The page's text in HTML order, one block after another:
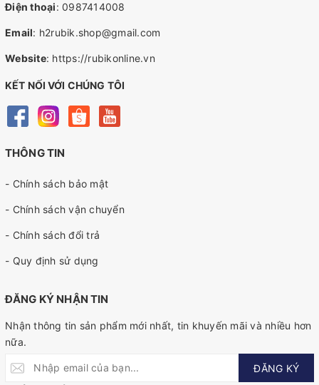
Điện thoại: 0987414008
Email: h2rubik.shop@gmail.com
Website: https://rubikonline.vn
KẾT NỐI VỚI CHÚNG TÔI
THÔNG TIN
- Chính sách bảo mật
- Chính sách vận chuyển
- Chính sách đổi trả
- Quy định sử dụng
ĐĂNG KÝ NHẬN TIN
Nhận thông tin sản phẩm mới nhất, tin khuyến mãi và nhiều hơn
nữa.
ĐĂNG KÝ